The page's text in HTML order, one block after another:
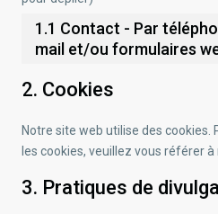
1.1 Contact - Par
mail et/ou formulaires
2. Cookies
Notre site web utilise des cookies.
les cookies, veuillez vous référer à
3. Pratiques de